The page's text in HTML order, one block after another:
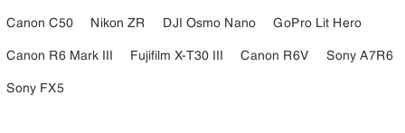
Canon C50
Nikon ZR DJI Osmo Nano
GoPro Lit Hero
Canon R6 Mark III
Fujifilm X-T30 III Canon R6V
Sony A7R6
Sony FX5